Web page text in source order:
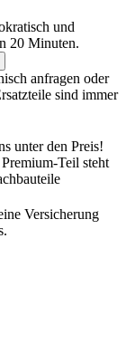
und
20 Minuten.
anfragen oder
sind immer
unter den Preis!
Teil steht
Versicherung